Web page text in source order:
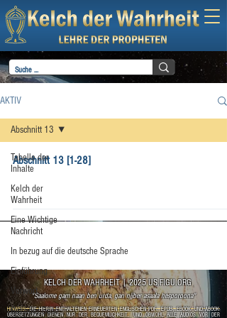
AKTIV
Tabelle der
Inhalte
Kelch der
Wahrheit
Eine Wichtige
Nachricht
In bezug auf die deutsche Sprache
Einführung
Vorwort
Gut oder Böse
Abschnitt 13
Abschnitt 13 [1-28]
KELCH DER WAHRHEIT|2025 US.FIGU.ORG
"Saalome gam naan ben urda, gan njjber asaala hesporoona"
HINWEIS: DIE HIERIN ENTHALTENEN ERNEUERTEN ENGLISCHEN PDF-, EPUB-, EBOOK- UND ABOOK-
ÜBERSETZUNGEN DIENEN NUR DER BEQUEMLICHKEIT, UND OBWOHL ALLE AUDIOS VOR DER